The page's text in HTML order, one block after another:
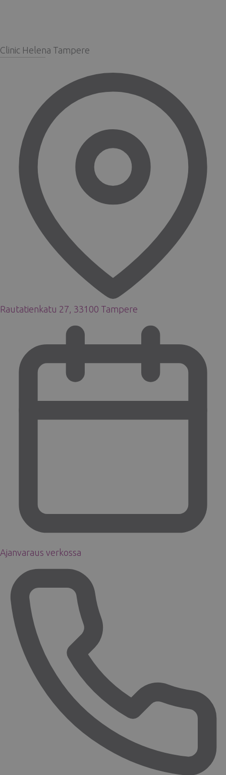
Clinic Helena Tampere
Rautatienkatu 27, 33100 Tampere
Ajanvaraus verkossa